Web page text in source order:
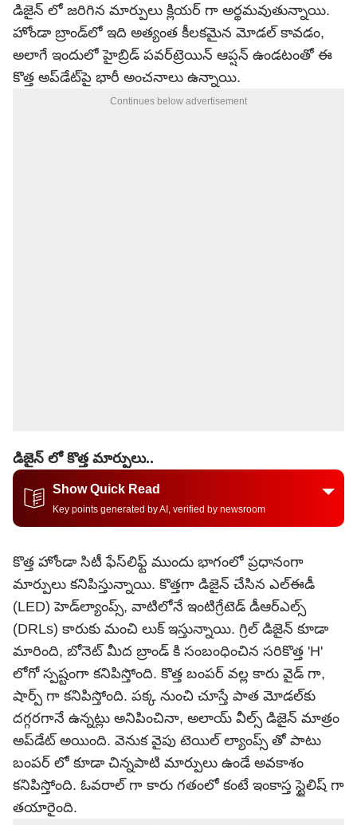
డిజైన్ లో జరిగిన మార్పులు క్లియర్ గా అర్థమవుతున్నాయి.
హోండా బ్రాండ్‌లో ఇది అత్యంత కీలకమైన మోడల్ కావడం,
అలాగే ఇందులో హైబ్రిడ్ పవర్‌ట్రెయిన్ ఆప్షన్ ఉండటంతో ఈ
కొత్త అప్‌డేట్‌పై భారీ అంచనాలు ఉన్నాయి.
Continues below advertisement
డిజైన్ లో కొత్త మార్పులు..
Show Quick Read
Key points generated by AI, verified by newsroom
కొత్త హోండా సిటీ ఫేస్‌లిఫ్ట్ ముందు భాగంలో ప్రధానంగా
మార్పులు కనిపిస్తున్నాయి. కొత్తగా డిజైన్ చేసిన ఎల్‌ఈడీ
(LED) హెడ్‌ల్యాంప్స్, వాటిలోనే ఇంటిగ్రేటెడ్ డీఆర్ఎల్స్
(DRLs) కారుకు మంచి లుక్ ఇస్తున్నాయి. గ్రిల్ డిజైన్ కూడా
మారింది, బోనెట్ మీద బ్రాండ్ కి సంబంధించిన సరికొత్త 'H'
లోగో స్పష్టంగా కనిపిస్తోంది. కొత్త బంపర్ వల్ల కారు వైడ్ గా,
షార్ప్ గా కనిపిస్తోంది. పక్క నుంచి చూస్తే పాత మోడల్‌కు
దగ్గరగానే ఉన్నట్లు అనిపించినా, అలాయ్ వీల్స్ డిజైన్ మాత్రం
అప్‌డేట్ అయింది. వెనుక వైపు టెయిల్ ల్యాంప్స్ తో పాటు
బంపర్ లో కూడా చిన్నపాటి మార్పులు ఉండే అవకాశం
కనిపిస్తోంది. ఓవరాల్ గా కారు గతంలో కంటే ఇంకాస్త స్టైలిష్ గా
తయారైంది.